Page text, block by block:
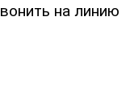
на линию